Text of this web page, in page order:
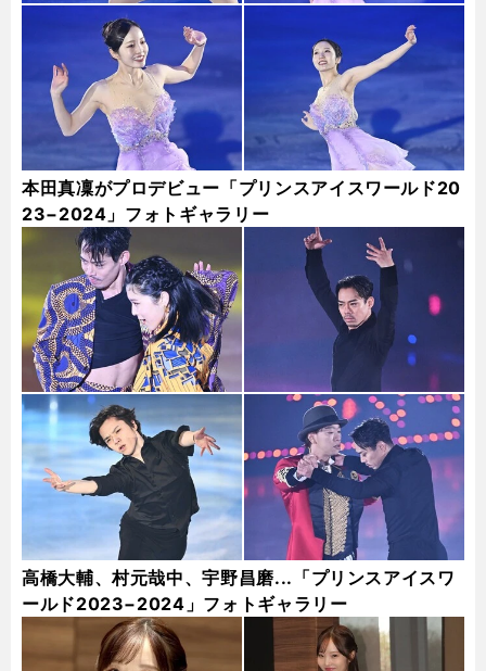
本田真凜がプロデビュー「プリンスアイスワールド20
23−2024」フォトギャラリー
高橋大輔、村元哉中、宇野昌磨...「プリンスアイスワ
ールド2023−2024」フォトギャラリー